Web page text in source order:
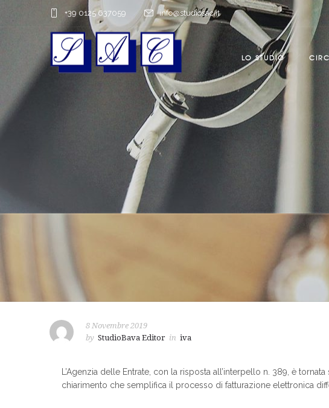
+39 0125 637059 info@studiosac.it
LO STUDIO
8 Novembre 2019
by StudioBava Editor in iva
L’Agenzia delle Entrate, con la risposta all’interpello n. 389, è
chiarimento che semplifica il processo di fatturazione elettronica